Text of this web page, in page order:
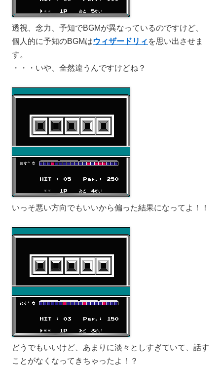
透視、念力、予知でBGMが異なっているのですけど、
個人的に予知のBGMはウィザードリィ を思い出させま
す。
・・・いや、全然違うんですけどね？
いっそ悪い方向でもいいから偏った結果になってよ！！
どうでもいいけど、あまりに淡々としすぎていて、話す
ことがなくなってきちゃったよ！？